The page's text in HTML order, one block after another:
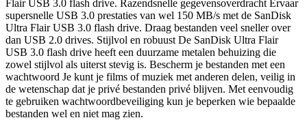
Flair USB 3.0 flash drive. Razendsnelle gegevensoverdracht Ervaar
supersnelle USB 3.0 prestaties van wel 150 MB/s met de SanDisk
Ultra Flair USB 3.0 flash drive. Draag bestanden veel sneller over
dan USB 2.0 drives. Stijlvol en robuust De SanDisk Ultra Flair
USB 3.0 flash drive heeft een duurzame metalen behuizing die
zowel stijlvol als uiterst stevig is. Bescherm je bestanden met een
wachtwoord Je kunt je films of muziek met anderen delen, veilig in
de wetenschap dat je privé bestanden privé blijven. Met eenvoudig
te gebruiken wachtwoordbeveiliging kun je beperken wie bepaalde
bestanden wel en niet mag zien.